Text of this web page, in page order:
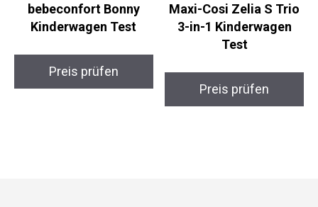
bebeconfort Bonny
Kinderwagen Test
Preis prüfen
Maxi-Cosi Zelia S Trio
3-in-1 Kinderwagen
Test
Preis prüfen